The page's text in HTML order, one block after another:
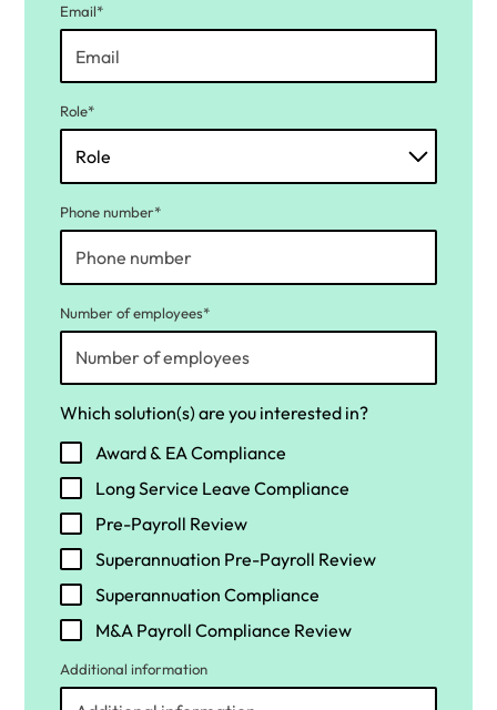
Email*
Role*
Phone number*
Number of employees*
Which solution(s) are you interested in?
Award & EA Compliance
Long Service Leave Compliance
Pre-Payroll Review
Superannuation Pre-Payroll Review
Superannuation Compliance
M&A Payroll Compliance Review
Additional information